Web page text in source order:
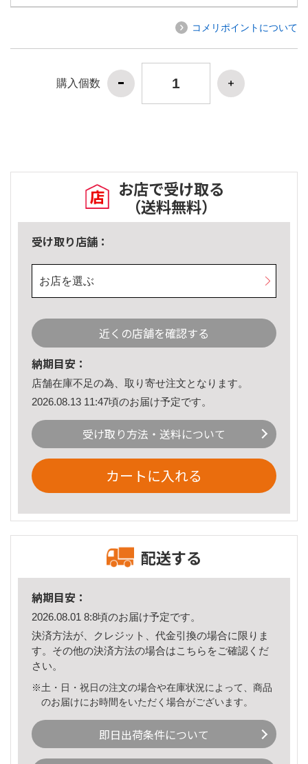
コメリポイントについて
購入個数
お店で受け取る
（送料無料）
受け取り店舗：
お店を選ぶ
近くの店舗を確認する
納期目安：
店舗在庫不足の為、取り寄せ注文となります。
2026.08.13 11:47頃のお届け予定です。
受け取り方法・送料について
カートに入れる
配送する
納期目安：
2026.08.01 8:8頃のお届け予定です。
決済方法が、クレジット、代金引換の場合に限りま
す。その他の決済方法の場合はこちら をご確認くだ
さい。
※土・日・祝日の注文の場合や在庫状況によって、商品
のお届けにお時間をいただく場合がございます。
即日出荷条件について